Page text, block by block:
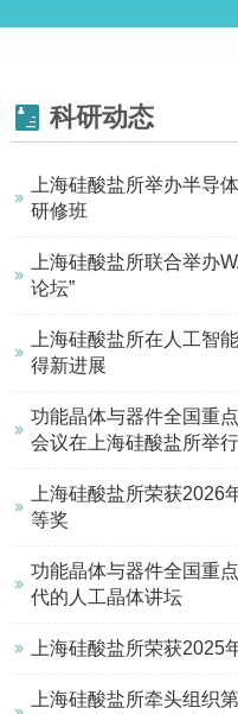
科研动态
上海硅酸盐所举办半导
研修班
上海硅酸盐所联合举办
论坛”
上海硅酸盐所在人工智
得新进展
功能晶体与器件全国重
会议在上海硅酸盐所举行
上海硅酸盐所荣获2026
等奖
功能晶体与器件全国重
代的人工晶体讲坛
上海硅酸盐所荣获2025
上海硅酸盐所牵头组织